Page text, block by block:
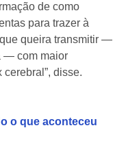
de como
para trazer à
queira transmitir —
— com maior
disse.
o que aconteceu